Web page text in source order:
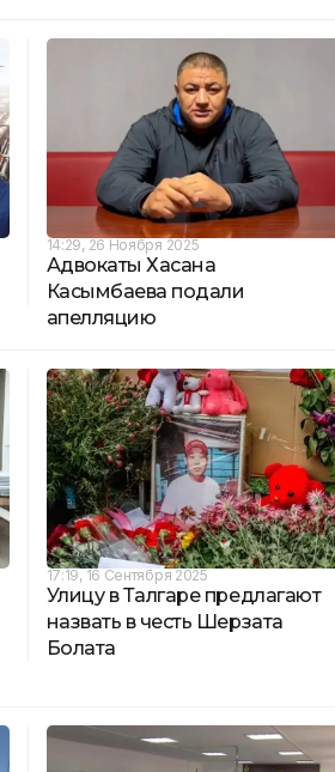
14:29, 26 Ноября 2025
Адвокаты Хасана
Касымбаева подали
апелляцию
17:19, 16 Сентября 2025
Улицу в Талгаре предлагают
назвать в честь Шерзата
Болата